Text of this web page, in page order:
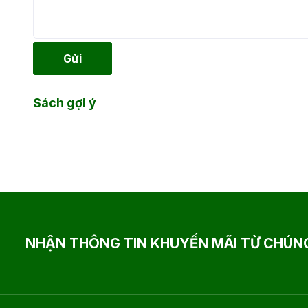
Gửi
Sách gợi ý
NHẬN THÔNG TIN KHUYẾN MÃI TỪ